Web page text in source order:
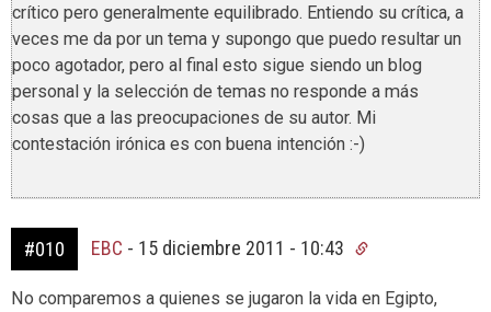
crítico pero generalmente equilibrado. Entiendo su crítica, a
veces me da por un tema y supongo que puedo resultar un
poco agotador, pero al final esto sigue siendo un blog
personal y la selección de temas no responde a más
cosas que a las preocupaciones de su autor. Mi
contestación irónica es con buena intención :-)
#010 EBC - 15 diciembre 2011 - 10:43
No comparemos a quienes se jugaron la vida en Egipto,